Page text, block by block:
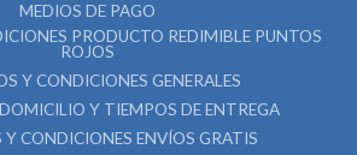
MEDIOS DE PAGO
PRODUCTO REDIMIBLE PUNTOS
ROJOS
Y CONDICIONES GENERALES
Y TIEMPOS DE ENTREGA
Y CONDICIONES ENVÍOS GRATIS